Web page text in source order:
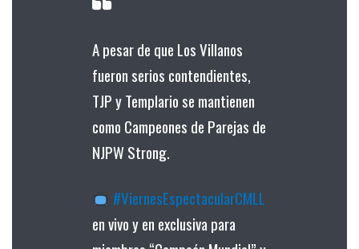
A pesar de que Los Villanos
fueron serios contendientes,
TJP y Templario se mantienen
como Campeones de Parejas de
NJPW Strong.
#ViernesEspectacularCMLL
en vivo y en exclusiva para